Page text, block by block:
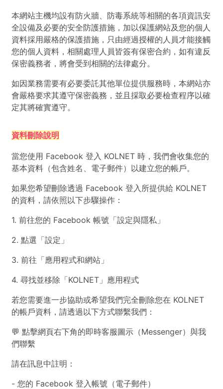
本網站主機均設有防火牆、防毒系統等相關的各項資訊安
全設備及必要的安全防護措施，加以保護網站及您的個人
資料採用嚴格的保護措施，只由經過授權的人員才能接觸
您的個人資料，相關處理人員皆簽有保密合約，如有違反
保密義務者，將會受到相關的法律處分。
如因業務需要有必要委託其他單位提供服務時，本網站亦
會嚴格要求其遵守保密義務，並且採取必要檢查程序以確
定其將確實遵守。
資料刪除說明
當您使用 Facebook 登入 KOLNET 時，我們會收集您的
基本資料（包含姓名、電子郵件）以建立您的帳戶。
如果您希望刪除透過 Facebook 登入所提供給 KOLNET
的資料，請依照以下步驟操作：
1. 前往您的 Facebook 帳號「設定與隱私」
2. 點選「設定」
3. 前往「應用程式和網站」
4. 尋找並移除「KOLNET」應用程式
若您需要進一步協助或希望我們完全刪除您在 KOLNET
的帳戶資料，請透過以下方式聯繫我們：
💬 點擊網頁右下角的即時客服圖示（Messenger）與我
們聯繫
請在訊息中註明：
- 您的 Facebook 登入帳號（電子郵件）